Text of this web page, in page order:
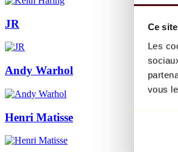
Ce
Les
vous
JR
Andy Warhol
Henri Matisse